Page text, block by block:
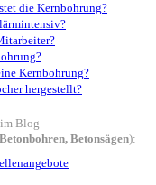
die Kernbohrung?
Kernbohrung?
hergestellt?
Blog
Betonsägen):